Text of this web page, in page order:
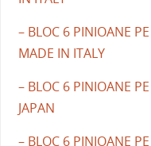
– BLOC 6 PINIOANE
MADE IN ITALY
– BLOC 6 PINIOANE
JAPAN
– BLOC 6 PINIOANE